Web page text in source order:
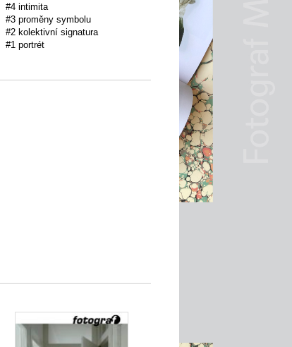
#4 intimita
#3 proměny symbolu
#2 kolektivní signatura
#1 portrét